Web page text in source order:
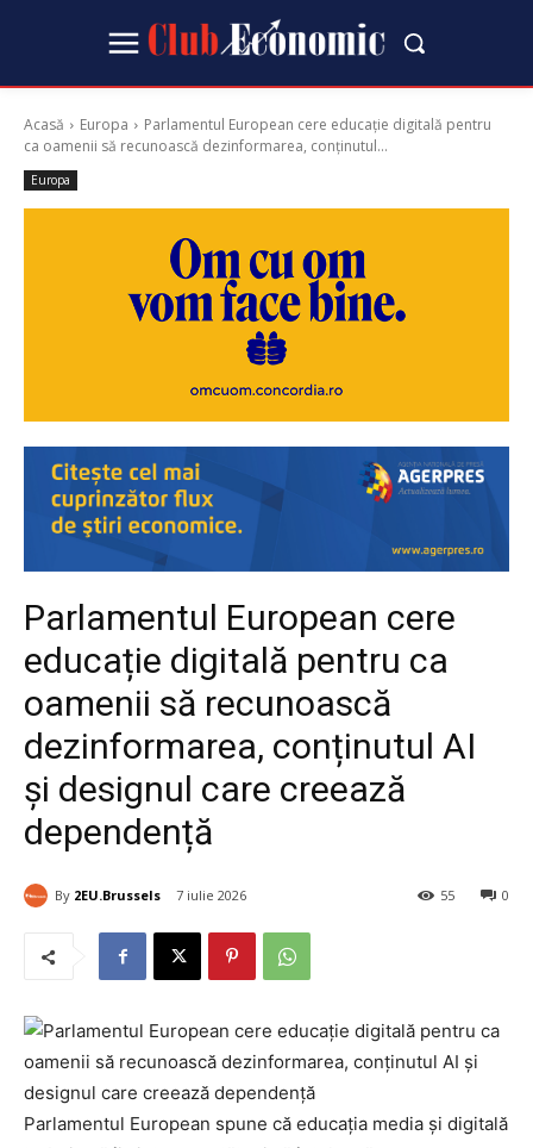
Acasă Europa
Parlamentul European cere educație digitală pentru
ca oamenii să recunoască dezinformarea, conținutul...
Europa
Parlamentul European cere
educație digitală pentru ca
oamenii să recunoască
dezinformarea, conținutul AI
și designul care creează
dependență
By 2EU.Brussels 7 iulie 2026 0
55
Parlamentul European spune că educația media și digitală